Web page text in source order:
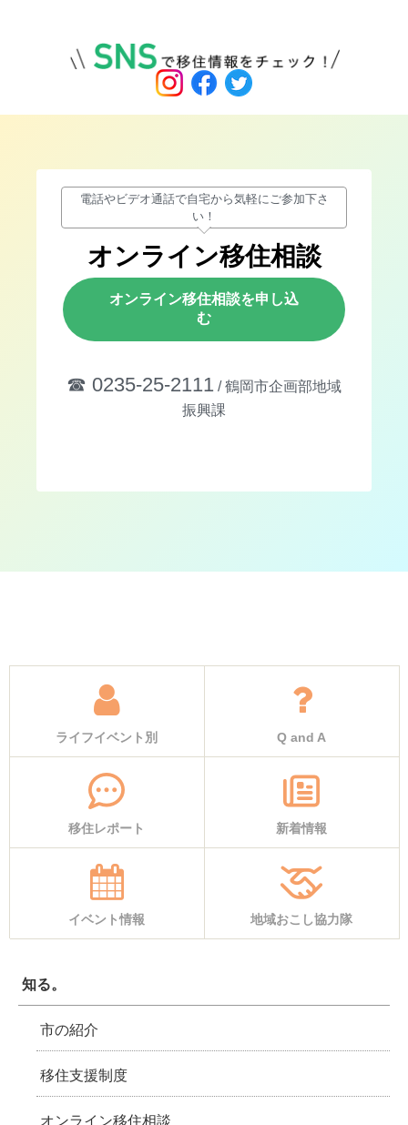
電話やビデオ通話で自宅から気軽にご参加下さ
い！
オンライン移住相談
オンライン移住相談を申し込
む
☎︎ 0235-25-2111 / 鶴岡市企画部地域
振興課
ライフイベント別 Q and A
移住レポート 新着情報
イベント情報 地域おこし協力隊
知る。
市の紹介
移住支援制度
オンライン移住相談